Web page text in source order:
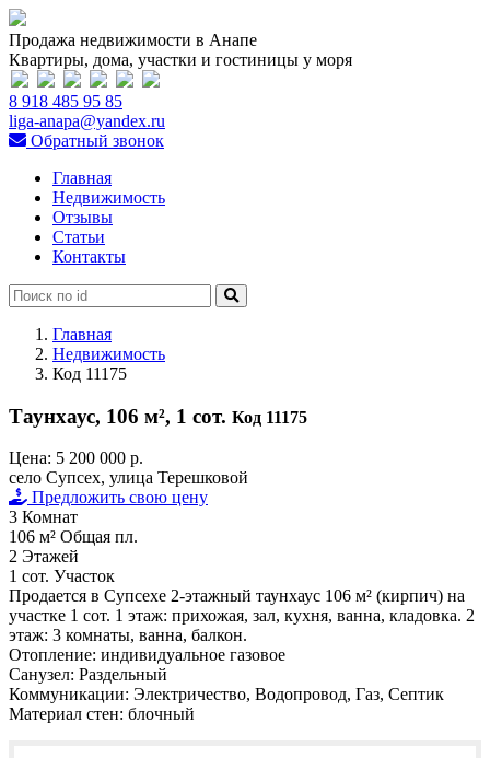
Продажа недвижимости в Анапе
Квартиры, дома, участки и гостиницы у моря
8 918 485 95 85
liga-anapa@yandex.ru
Обратный звонок
Главная
Недвижимость
Отзывы
Статьи
Контакты
Главная
Недвижимость
Код 11175
Таунхаус, 106 м², 1 сот. Код 11175
Цена: 5 200 000 р.
село Супсех, улица Терешковой
Предложить свою цену
3 Комнат
106 м² Общая пл.
2 Этажей
1 сот. Участок
Продается в Супсехе 2-этажный таунхаус 106 м² (кирпич) на
участке 1 сот. 1 этаж: прихожая, зал, кухня, ванна, кладовка. 2
этаж: 3 комнаты, ванна, балкон.
Отопление: индивидуальное газовое
Санузел: Раздельный
Коммуникации: Электричество, Водопровод, Газ, Септик
Материал стен: блочный